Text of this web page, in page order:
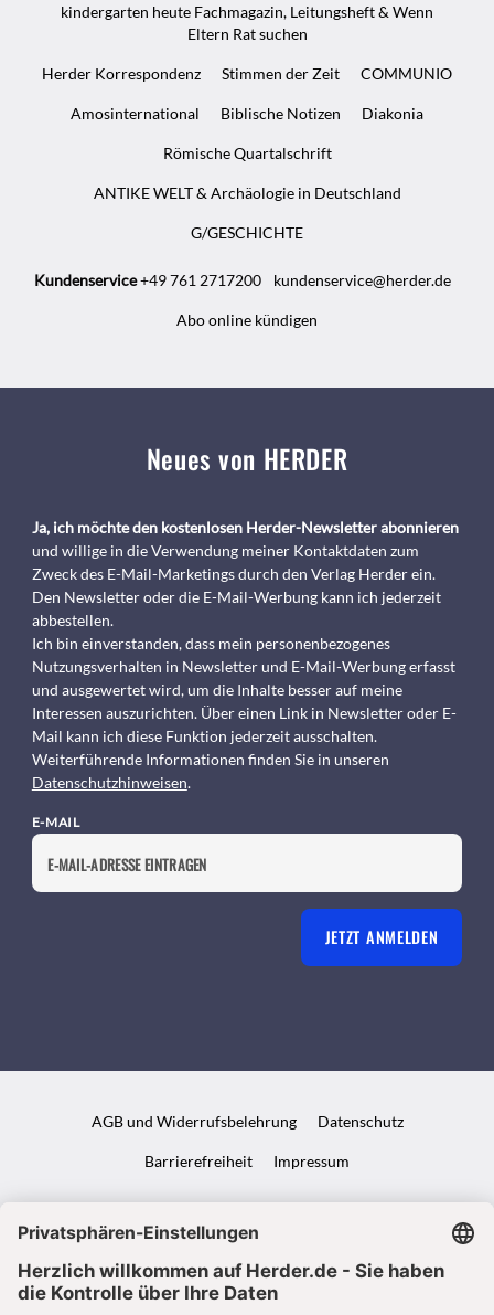
kindergarten heute Fachmagazin, Leitungsheft & Wenn
Eltern Rat suchen
Herder Korrespondenz Stimmen der Zeit COMMUNIO
Amosinternational Biblische Notizen Diakonia
Römische Quartalschrift
ANTIKE WELT & Archäologie in Deutschland
G/GESCHICHTE
Kundenservice+49 761 2717200 kundenservice@herder.de
Abo online kündigen
Neues von HERDER
Ja, ich möchte den kostenlosen Herder-Newsletter abonnieren
und willige in die Verwendung meiner Kontaktdaten zum
Zweck des E-Mail-Marketings durch den Verlag Herder ein.
Den Newsletter oder die E-Mail-Werbung kann ich jederzeit
abbestellen.
Ich bin einverstanden, dass mein personenbezogenes
Nutzungsverhalten in Newsletter und E-Mail-Werbung erfasst
und ausgewertet wird, um die Inhalte besser auf meine
Interessen auszurichten. Über einen Link in Newsletter oder E-
Mail kann ich diese Funktion jederzeit ausschalten.
Weiterführende Informationen finden Sie in unseren
Datenschutzhinweisen.
E-MAIL
JETZT ANMELDEN
AGB und Widerrufsbelehrung Datenschutz
Barrierefreiheit Impressum
VERTRAG WIDERRUFEN